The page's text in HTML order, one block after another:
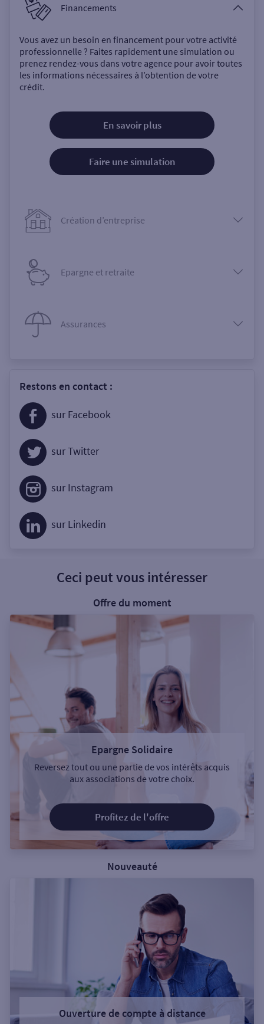
Financements
Vous avez un besoin en financement pour votre activité
professionnelle ? Faites rapidement une simulation ou
prenez rendez-vous dans votre agence pour avoir toutes
les informations nécessaires à l’obtention de votre
crédit.
En savoir plus
Faire une simulation
Création d’entreprise
Epargne et retraite
Assurances
Restons en contact :
sur Facebook
sur Twitter
sur Instagram
sur Linkedin
Ceci peut vous intéresser
Offre du moment
Epargne Solidaire
Reversez tout ou une partie de vos intérêts acquis
aux associations de votre choix.
Profitez de l'offre
Nouveauté
Ouverture de compte à distance